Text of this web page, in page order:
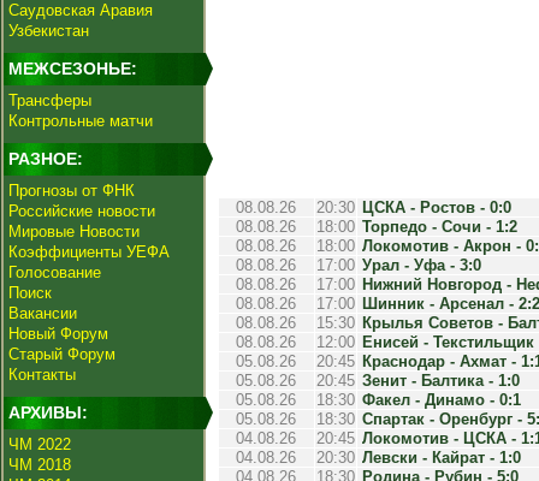
Саудовская Аравия
Узбекистан
МЕЖСЕЗОНЬЕ:
Трансферы
Контрольные матчи
РАЗНОЕ:
Прогнозы от ФНК
Российские новости
Мировые Новости
Коэффициенты УЕФА
Голосование
Поиск
Вакансии
Новый Форум
Старый Форум
Контакты
АРХИВЫ:
ЧМ 2022
ЧМ 2018
08.08.26 20:30 ЦСКА - Ростов - 0:0
08.08.26
18:00 Торпедо - Сочи - 1:2
08.08.26
18:00 Локомотив - Акрон -
08.08.26
17:00 Урал - Уфа - 3:0
08.08.26
17:00 Нижний Новгород -
08.08.26
17:00 Шинник - Арсенал - 2:2
08.08.26
15:30 Крылья Советов -
08.08.26
12:00 Енисей - Текстильщик
05.08.26
20:45 Краснодар - Ахмат -
05.08.26
20:45 Зенит - Балтика - 1:0
05.08.26
18:30 Факел - Динамо - 0:1
05.08.26
18:30 Спартак - Оренбург -
04.08.26
20:45 Локомотив - ЦСКА -
04.08.26
20:30 Левски - Кайрат - 1:0
04.08.26
18:30 Родина - Рубин - 5:0